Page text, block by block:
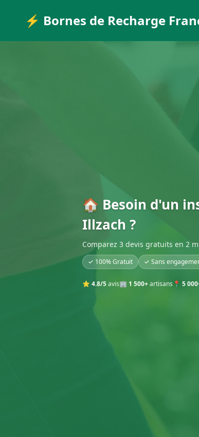
⚡ Bornes de Recharge
🏠 Besoin d'un
Illzach ?
Comparez 3 devis gratuits en 2
✓ 100% Gratuit ✓ Sans
⭐ 4.8/5avis🏢 1 500+artisans 📍 5